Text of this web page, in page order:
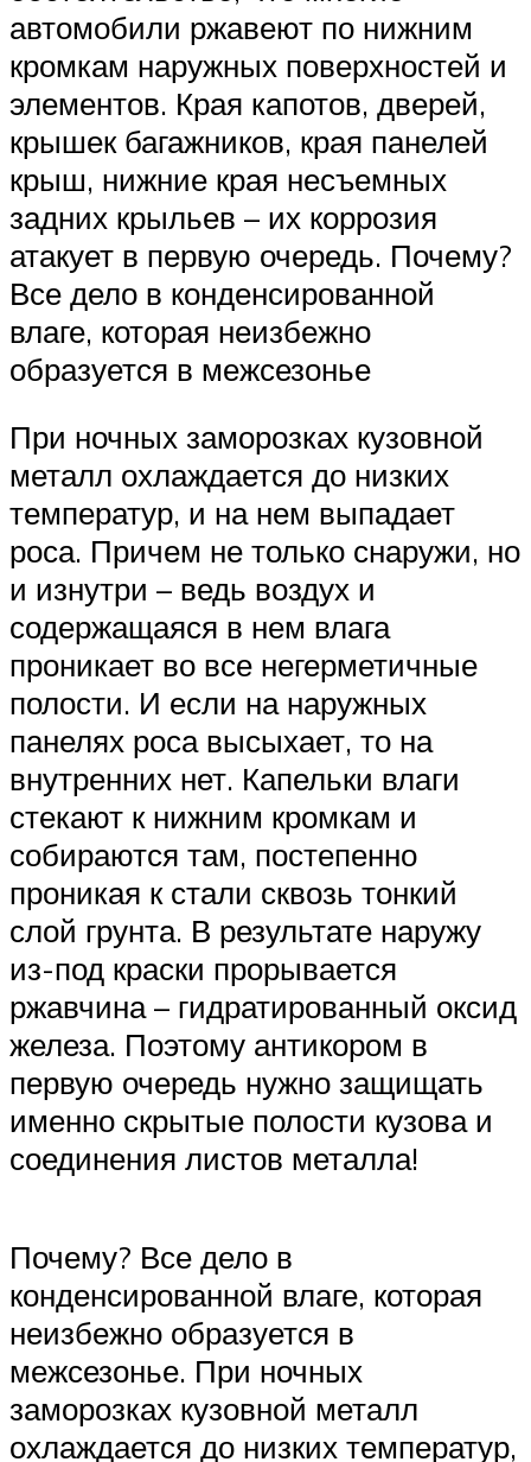
автомобили ржавеют по нижним
кромкам наружных поверхностей и
элементов. Края капотов, дверей,
крышек багажников, края панелей
крыш, нижние края несъемных
задних крыльев – их коррозия
атакует в первую очередь. Почему?
Все дело в конденсированной
влаге, которая неизбежно
образуется в межсезонье
При ночных заморозках кузовной
металл охлаждается до низких
температур, и на нем выпадает
роса. Причем не только снаружи, но
и изнутри – ведь воздух и
содержащаяся в нем влага
проникает во все негерметичные
полости. И если на наружных
панелях роса высыхает, то на
внутренних нет. Капельки влаги
стекают к нижним кромкам и
собираются там, постепенно
проникая к стали сквозь тонкий
слой грунта. В результате наружу
из-под краски прорывается
ржавчина – гидратированный оксид
железа. Поэтому антикором в
первую очередь нужно защищать
именно скрытые полости кузова и
соединения листов металла!
Почему? Все дело в
конденсированной влаге, которая
неизбежно образуется в
межсезонье. При ночных
заморозках кузовной металл
охлаждается до низких температур,